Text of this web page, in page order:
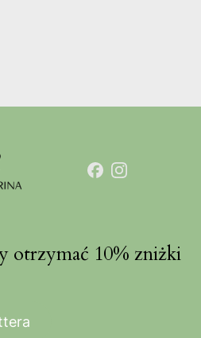
otrzymać 10% zniżki